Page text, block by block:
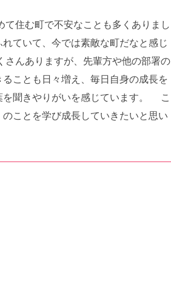
住む町で不安なことも多くありまし
ていて、今では素敵な町だなと感じ
んありますが、先輩方や他の部署の
ことも日々増え、毎日自身の成長を
を聞きやりがいを感じています。 こ
ことを学び成長していきたいと思い